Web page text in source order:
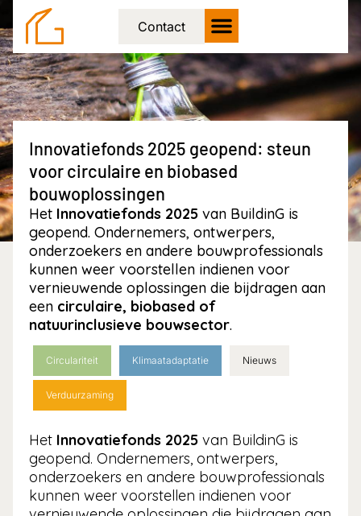
Contact
Innovatiefonds 2025 geopend: steun
voor circulaire en biobased
bouwoplossingen
Het Innovatiefonds 2025 van BuildinG is
geopend. Ondernemers, ontwerpers,
onderzoekers en andere bouwprofessionals
kunnen weer voorstellen indienen voor
vernieuwende oplossingen die bijdragen aan
een circulaire, biobased of
natuurinclusieve bouwsector.
Circulariteit Klimaatadaptatie Nieuws
Verduurzaming
Het Innovatiefonds 2025 van BuildinG is
geopend. Ondernemers, ontwerpers,
onderzoekers en andere bouwprofessionals
kunnen weer voorstellen indienen voor